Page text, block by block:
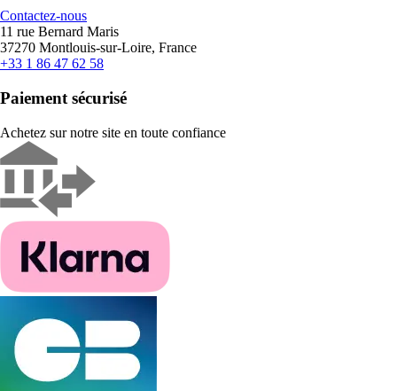
Contactez-nous
11 rue Bernard Maris
37270 Montlouis-sur-Loire, France
+33 1 86 47 62 58
Paiement sécurisé
Achetez sur notre site en toute confiance